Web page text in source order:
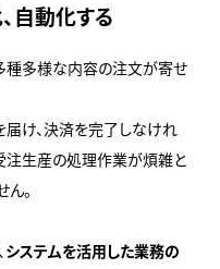
自動化する
種多様な内容の注文が寄せ
け、決済を完了しなけれ
注生産の処理作業が煩雑と
。
システムを活用した業務の